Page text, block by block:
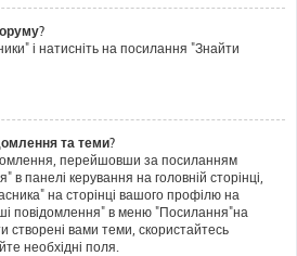
і натисніть на посилання "Знайти
та теми?
перейшовши за посиланням
в панелі керування на головній сторінці,
на сторінці вашого профілю на
повідомлення" в меню "Посилання"на
створені вами теми, скористайтесь
необхідні поля.